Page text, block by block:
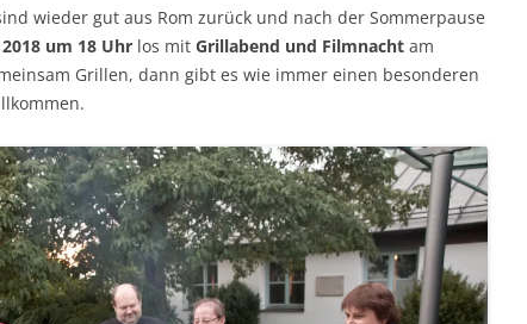
wieder gut aus Rom zurück und nach der Sommerpause
um 18 Uhr los mit Grillabend und Filmnacht am
Grillen, dann gibt es wie immer einen besonderen